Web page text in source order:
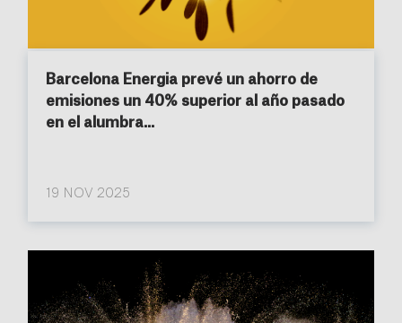
Barcelona Energia prevé un ahorro de
emisiones un 40% superior al año pasado
en el alumbra...
19 NOV 2025